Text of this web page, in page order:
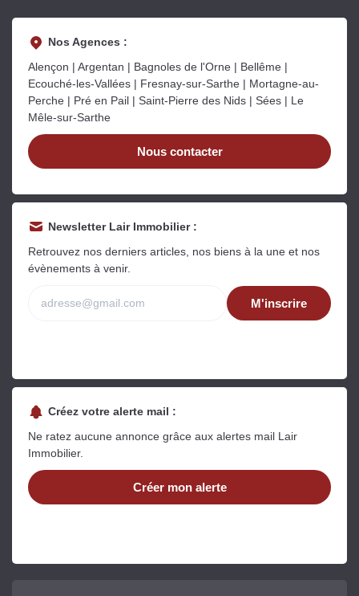
Nos Agences :
Alençon | Argentan | Bagnoles de l'Orne | Bellême |
Ecouché-les-Vallées | Fresnay-sur-Sarthe | Mortagne-au-
Perche | Pré en Pail | Saint-Pierre des Nids | Sées | Le
Mêle-sur-Sarthe
Nous contacter
Newsletter Lair Immobilier :
Retrouvez nos derniers articles, nos biens à la une et nos
évènements à venir.
M'inscrire
Créez votre alerte mail :
Ne ratez aucune annonce grâce aux alertes mail Lair
Immobilier.
Créer mon alerte